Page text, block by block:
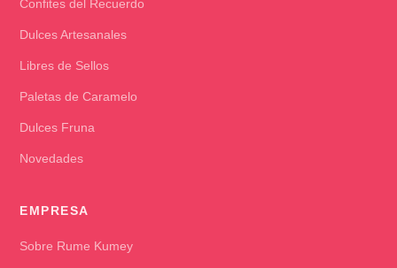
Confites del Recuerdo
Dulces Artesanales
Libres de Sellos
Paletas de Caramelo
Dulces Fruna
Novedades
EMPRESA
Sobre Rume Kumey